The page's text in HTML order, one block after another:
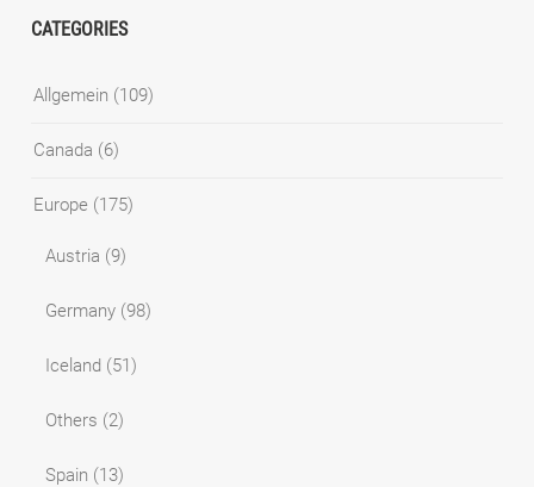
CATEGORIES
Allgemein (109)
Canada (6)
Europe (175)
Austria (9)
Germany (98)
Iceland (51)
Others (2)
Spain (13)